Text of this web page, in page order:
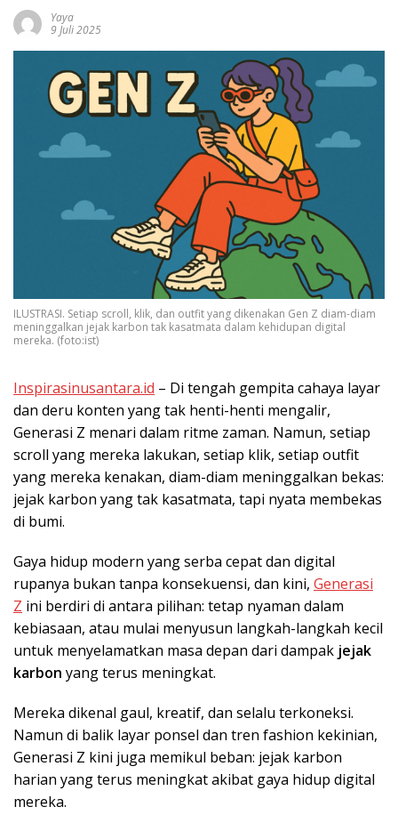
Yaya
9 Juli 2025
ILUSTRASI. Setiap scroll, klik, dan outfit yang dikenakan Gen Z diam-diam
meninggalkan jejak karbon tak kasatmata dalam kehidupan digital
mereka. (foto:ist)
Inspirasinusantara.id – Di tengah gempita cahaya layar
dan deru konten yang tak henti-henti mengalir,
Generasi Z menari dalam ritme zaman. Namun, setiap
scroll yang mereka lakukan, setiap klik, setiap outfit
yang mereka kenakan, diam-diam meninggalkan bekas:
jejak karbon yang tak kasatmata, tapi nyata membekas
di bumi.
Gaya hidup modern yang serba cepat dan digital
rupanya bukan tanpa konsekuensi, dan kini, Generasi
Z ini berdiri di antara pilihan: tetap nyaman dalam
kebiasaan, atau mulai menyusun langkah-langkah kecil
untuk menyelamatkan masa depan dari dampak jejak
karbon yang terus meningkat.
Mereka dikenal gaul, kreatif, dan selalu terkoneksi.
Namun di balik layar ponsel dan tren fashion kekinian,
Generasi Z kini juga memikul beban: jejak karbon
harian yang terus meningkat akibat gaya hidup digital
mereka.